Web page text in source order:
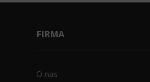
FIRMA
O nas